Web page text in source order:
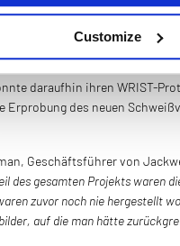
Customize
gut, und beide
durch Geschwindigkeit,
daraufhin ihren WRIST-
Erprobung des neuen
Geschäftsführer von
des gesamten Projekts waren
zuvor noch nie hergestellt
auf die man hätte